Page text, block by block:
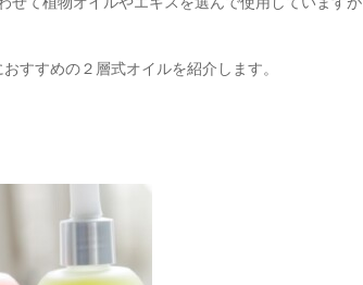
すすめの２層式オイルを紹介します。